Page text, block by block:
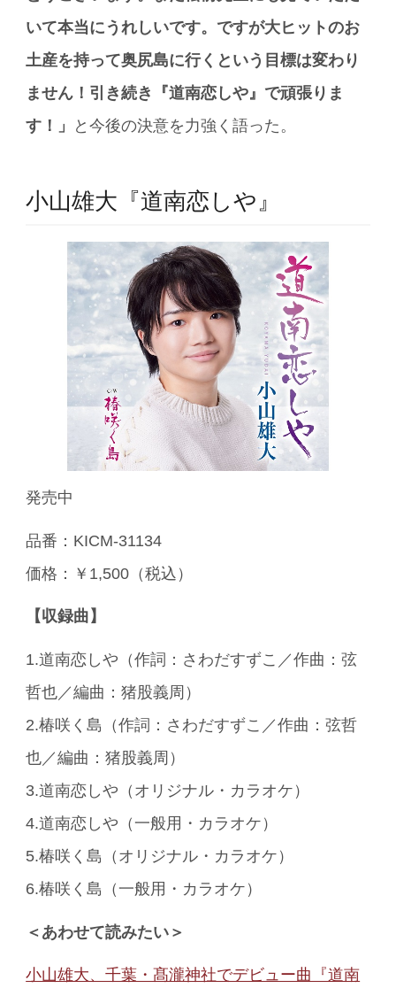
いて本当にうれしいです。ですが大ヒットのお
土産を持って奥尻島に行くという目標は変わり
ません！引き続き『道南恋しや』で頑張りま
す！」
と今後の決意を力強く語った。
小山雄大『道南恋しや』
発売中
品番：KICM-31134
価格：￥1,500（税込）
【収録曲】
1.道南恋しや（作詞：さわだすずこ／作曲：弦
哲也／編曲：猪股義周）
2.椿咲く島（作詞：さわだすずこ／作曲：弦哲
也／編曲：猪股義周）
3.道南恋しや（オリジナル・カラオケ）
4.道南恋しや（一般用・カラオケ）
5.椿咲く島（オリジナル・カラオケ）
6.椿咲く島（一般用・カラオケ）
＜あわせて読みたい＞
小山雄大、千葉・髙瀧神社でデビュー曲『道南